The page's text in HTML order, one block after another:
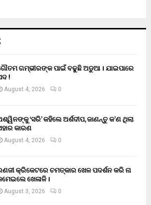
ଗମ୍ଭୀରଙ୍କ ପାଇଁ ବଢୁଛି ଅଡୁଆ । ଯାଇପାରେ
!
August 4, 2026 0
‘ସରି’ କହିଲେ ଅର୍ଶଦୀପ, ଜାଣନ୍ତୁ କ’ଣ ଥିଲା
କାରଣ
August 4, 2026 0
କ୍ରିକେଟରେ ଚମତ୍କାର ଖେଳ ପଦର୍ଶନ କରି ନା
ଖେଳାଳି ।
August 3, 2026 0